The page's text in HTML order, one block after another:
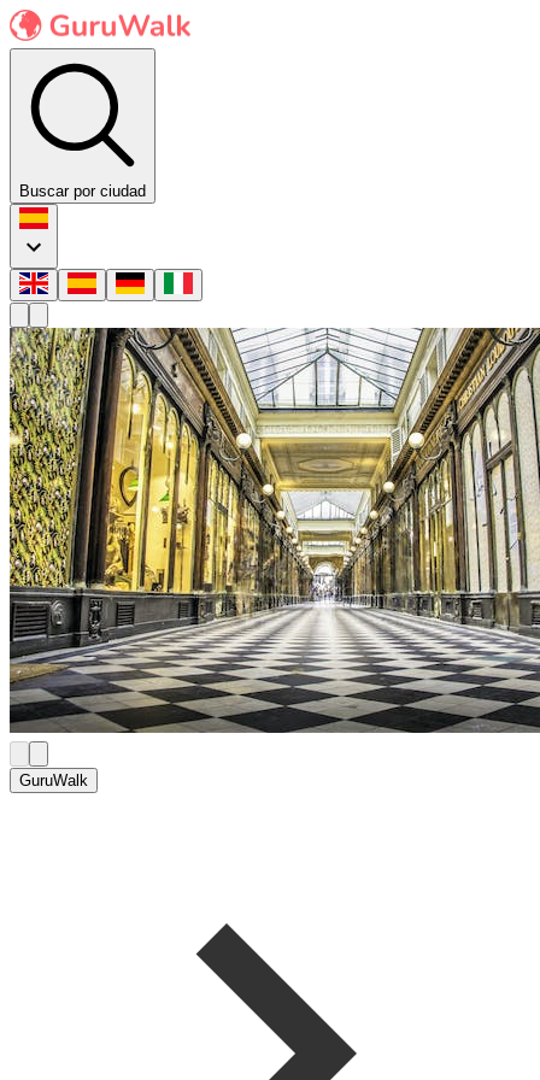
Buscar por ciudad
GuruWalk